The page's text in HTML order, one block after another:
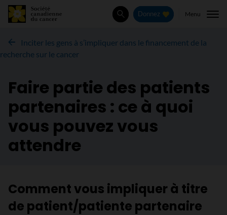
Rechercher
Donnez Menu
Inciter les gens à s’impliquer dans le financement de la
recherche sur le cancer
Faire partie des patients
partenaires : ce à quoi
vous pouvez vous
attendre
Comment vous impliquer à titre
de patient/patiente partenaire